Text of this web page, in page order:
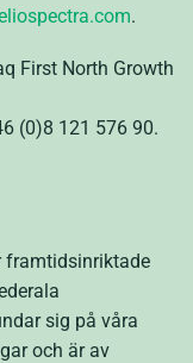
.
First North Growth
(0)8 121 576 90.
framtidsinriktade
sig på våra
och är av